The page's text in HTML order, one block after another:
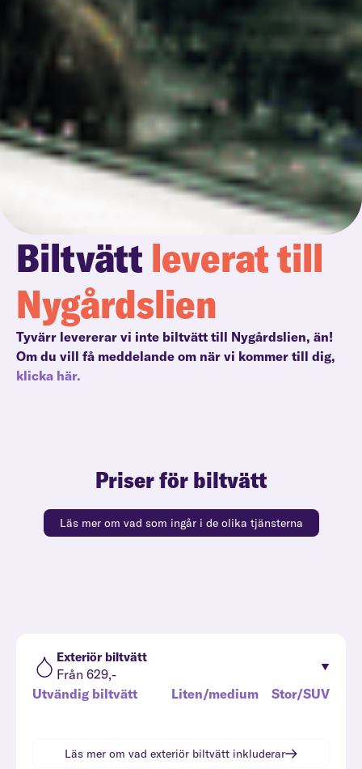
Biltvätt leverat till
Nygårdslien
Tyvärr levererar vi inte biltvätt till Nygårdslien, än!
Om du vill få meddelande om när vi kommer till dig,
klicka här.
Priser för biltvätt
Läs mer om vad som ingår i de olika tjänsterna
Exteriör biltvätt
Från 629,-
Utvändig biltvätt
Liten/medium Stor/SUV
Läs mer om vad exteriör biltvätt inkluderar